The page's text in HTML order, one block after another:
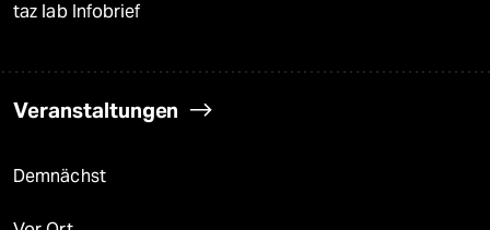
taz lab Infobrief
Veranstaltungen
Demnächst